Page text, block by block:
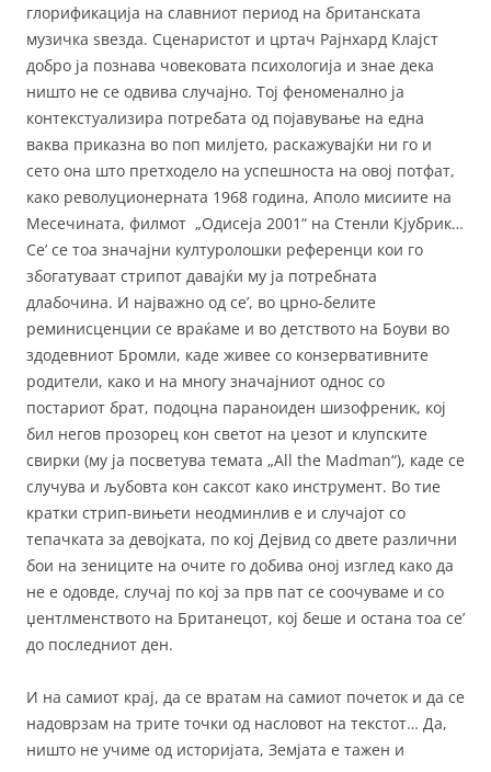
глорификација на славниот период на британската
музичка ѕвезда. Сценаристот и цртач Рајнхард Клајст
добро ја познава човековата психологија и знае дека
ништо не се одвива случајно. Тој феноменално ја
контекстуализира потребата од појавување на една
ваква приказна во поп милјето, раскажувајќи ни го и
сето она што претходело на успешноста на овој потфат,
како револуционерната 1968 година, Аполо мисиите на
Месечината, филмот „Одисеја 2001“ на Стенли Кјубрик…
Се’ се тоа значајни културолошки референци кои го
збогатуваат стрипот давајќи му ја потребната
длабочина. И најважно од се’, во црно-белите
реминисценции се враќаме и во детството на Боуви во
здодевниот Бромли, каде живее со конзервативните
родители, како и на многу значајниот однос со
постариот брат, подоцна параноиден шизофреник, кој
бил негов прозорец кон светот на џезот и клупските
свирки (му ја посветува темата „All the Madman“), каде се
случува и љубовта кон саксот како инструмент. Во тие
кратки стрип-вињети неодминлив е и случајот со
тепачката за девојката, по кој Дејвид со двете различни
бои на зениците на очите го добива оној изглед како да
не е одовде, случај по кој за прв пат се соочуваме и со
џентлменството на Британецот, кој беше и остана тоа се’
до последниот ден.
И на самиот крај, да се вратам на самиот почеток и да се
надоврзам на трите точки од насловот на текстот… Да,
ништо не учиме од историјата, Земјата е тажен и